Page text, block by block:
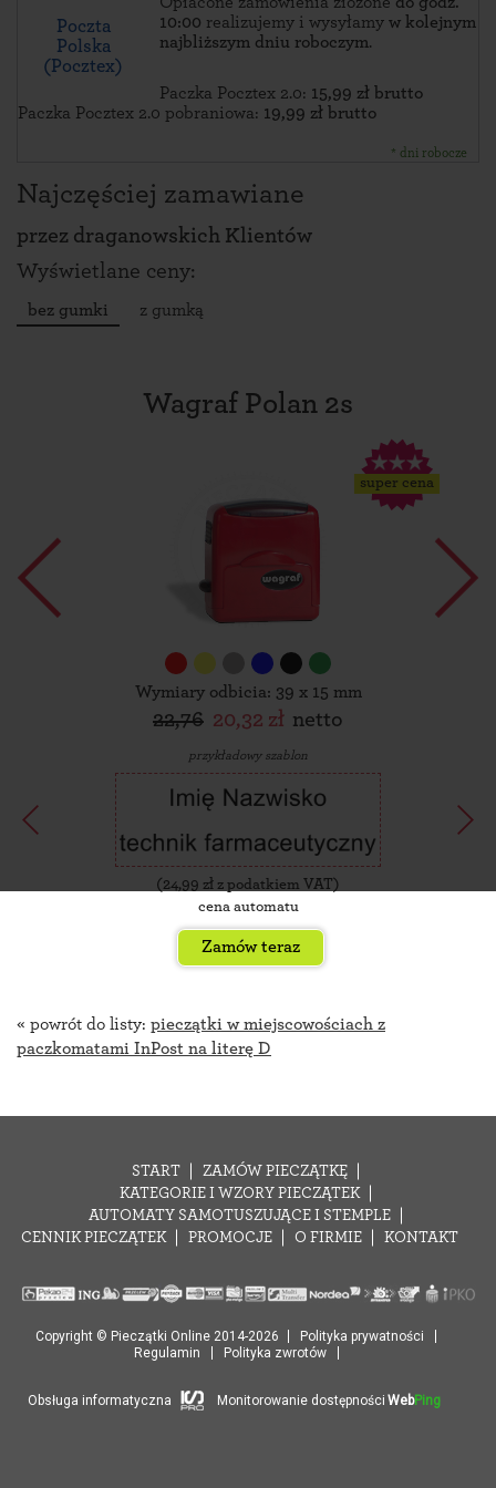
Poczta
Polska
(Pocztex)
10:00 realizujemy i wysyłamy w kolejnym
najbliższym dniu roboczym.
Paczka Pocztex 2.0: 15,99 zł brutto
Paczka Pocztex 2.0 pobraniowa: 19,99 zł brutto
* dni robocze
Najczęściej zamawiane
przez draganowskich Klientów
Wyświetlane ceny:
bez gumki z gumką
Wagraf Polan 2s
super cena
Wymiary odbicia: 39 x 15 mm
22,76 20,32 zł netto
przykładowy szablon
( 24,99 zł z podatkiem VAT)
cena automatu
Zamów teraz
« powrót do listy: pieczątki w miejscowościach z
paczkomatami InPost na literę D
START
ZAMÓW PIECZĄTKĘ
KATEGORIE I WZORY PIECZĄTEK
AUTOMATY SAMOTUSZUJĄCE I STEMPLE
CENNIK PIECZĄTEK
PROMOCJE O FIRMIE KONTAKT
Copyright © Pieczątki Online 2014-2026
Polityka prywatności
Regulamin
Polityka zwrotów
Obsługa informatyczna Monitorowanie dostępności WebPing